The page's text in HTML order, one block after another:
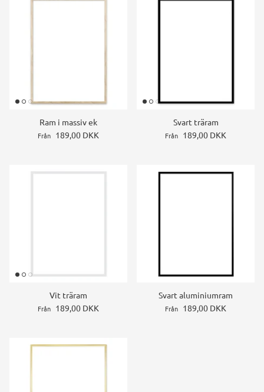
Ram i massiv ek
Från 189,00 DKK
Svart träram
Från 189,00 DKK
Vit träram
Från 189,00 DKK
Svart aluminiumram
Från 189,00 DKK